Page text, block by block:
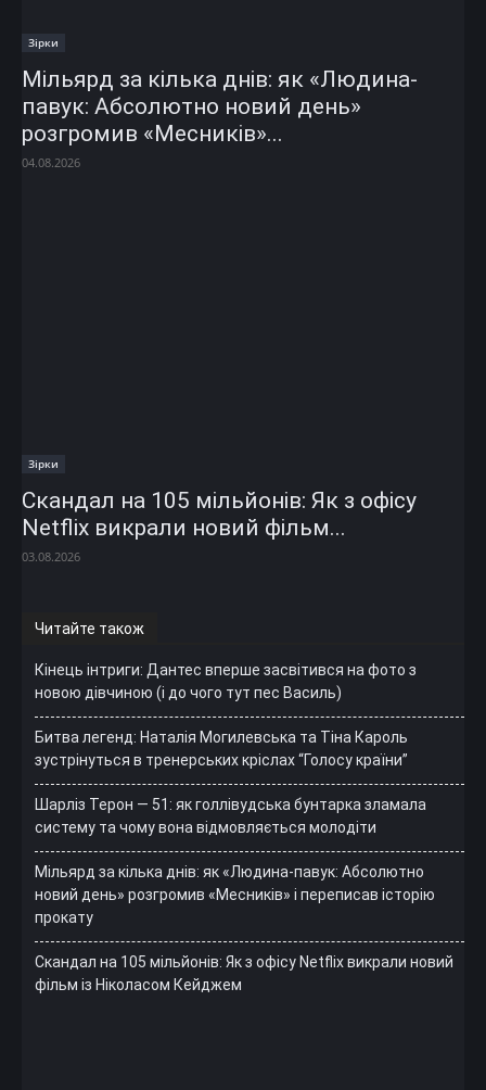
Зірки
Мільярд за кілька днів: як «Людина-
павук: Абсолютно новий день»
розгромив «Месників»...
04.08.2026
Зірки
Скандал на 105 мільйонів: Як з офісу
Netflix викрали новий фільм...
03.08.2026
Читайте також
Кінець інтриги: Дантес вперше засвітився на фото з
новою дівчиною (і до чого тут пес Василь)
Битва легенд: Наталія Могилевська та Тіна Кароль
зустрінуться в тренерських кріслах “Голосу країни”
Шарліз Терон — 51: як голлівудська бунтарка зламала
систему та чому вона відмовляється молодіти
Мільярд за кілька днів: як «Людина-павук: Абсолютно
новий день» розгромив «Месників» і переписав історію
прокату
Скандал на 105 мільйонів: Як з офісу Netflix викрали новий
фільм із Ніколасом Кейджем